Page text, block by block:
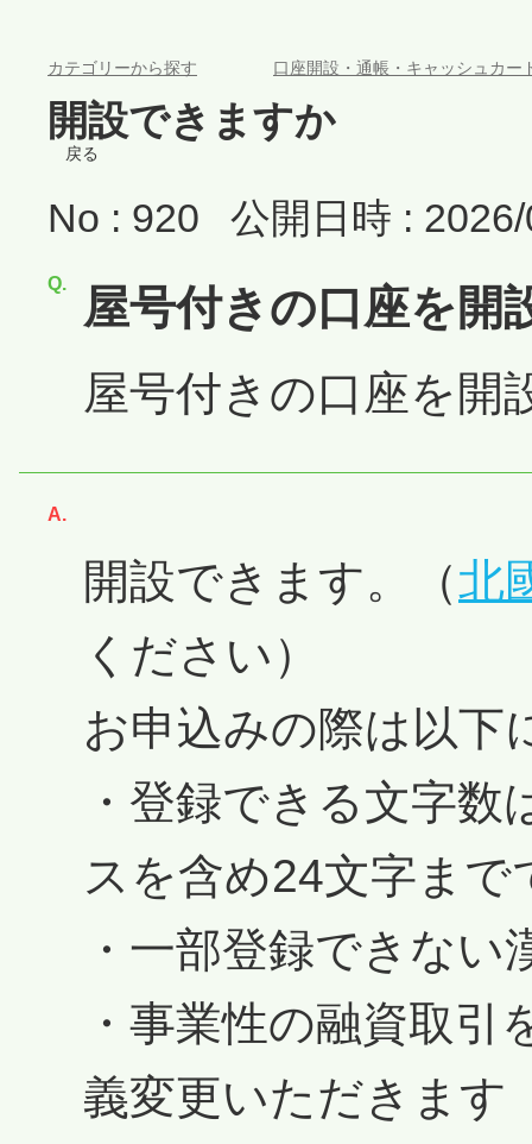
カテゴリーから探す 口座開設・通帳・キャッシュカー
開設できますか
戻る
No : 920 公開日時 :
屋号付きの口座を開
屋号付きの口座を開
開設できます。（北
ください）
お申込みの際は以下
・登録できる文字
スを含め24文字まで
・一部登録できない
・事業性の融資取
義変更いただきます